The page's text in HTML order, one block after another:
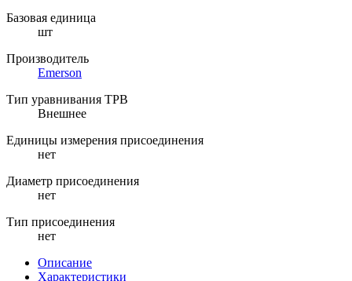
Базовая единица
шт
Производитель
Emerson
Тип уравнивания ТРВ
Внешнее
Единицы измерения присоединения
нет
Диаметр присоединения
нет
Тип присоединения
нет
Описание
Характеристики